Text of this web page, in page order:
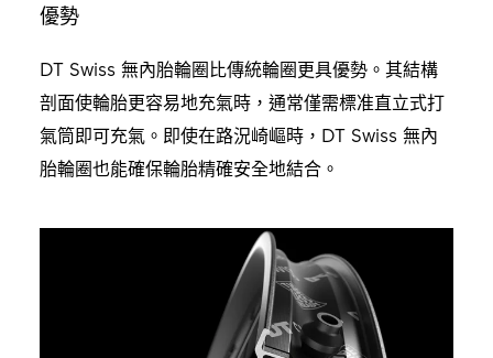
優勢
DT Swiss 無內胎輪圈比傳統輪圈更具優勢。其結構
剖面使輪胎更容易地充氣時，通常僅需標准直立式打
氣筒即可充氣。即使在路況崎嶇時，DT Swiss 無內
胎輪圈也能確保輪胎精確安全地結合。